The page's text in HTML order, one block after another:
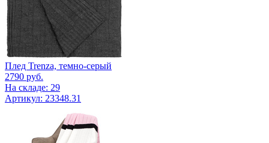
Плед Trenza, темно-серый
2790 руб.
На складе: 29
Артикул: 23348.31